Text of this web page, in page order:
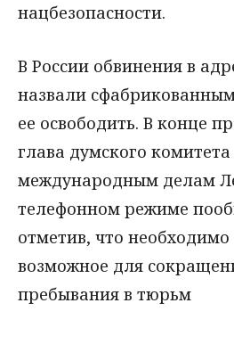
нацбезопасности.
В России обвинения в
назвали
ее освободить. В конце
глава думского
международным делам
телефонном режиме
отметив, что необходимо
возможное для
пребывания в тюрьм